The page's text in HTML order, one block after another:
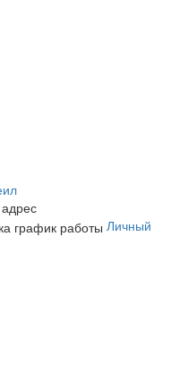
Личный